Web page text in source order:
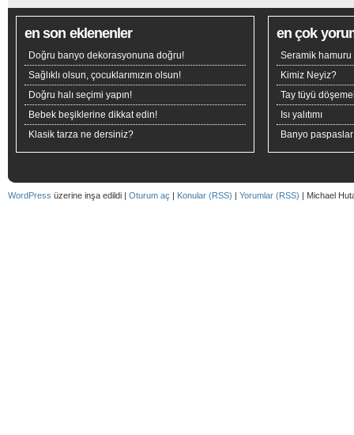
en son eklenenler
Doğru banyo dekorasyonuna doğru!
Sağlıklı olsun, çocuklarımızın olsun!
Doğru halı seçimi yapın!
Bebek beşiklerine dikkat edin!
Klasik tarza ne dersiniz?
en çok
Seramik hamuru
Kimiz Neyiz?
Tay tüyü
Isı yalıtımı
Banyo
WordPress üzerine inşa edildi | Oturum aç | Konular (RSS) | Yorumlar (RSS) | Michael